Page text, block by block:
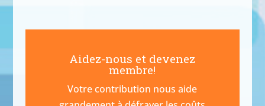
Aidez-nous et devenez
membre!
Votre contribution nous aide